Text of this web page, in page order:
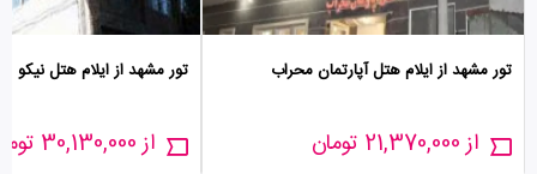
تور مشهد از ایلام هتل آپارتمان محراب
از 21,370,000 تومان
تور مشهد از ایلام هتل نیکو
از 30,130,000 تومان